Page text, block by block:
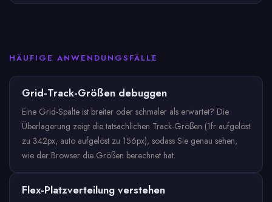
HÄUFIGE ANWENDUNGSFÄLLE
Grid-Track-Größen debuggen
Eine Grid-Spalte ist breiter oder schmaler als erwartet? Die
Überlagerung zeigt die tatsächlichen Track-Größen (1fr aufgelöst
zu 342px, auto aufgelöst zu 156px), sodass Sie genau sehen,
wie der Browser die Größen berechnet hat.
Flex-Platzverteilung verstehen